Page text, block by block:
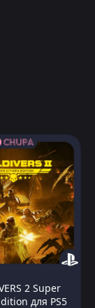
2 Super
для PS5